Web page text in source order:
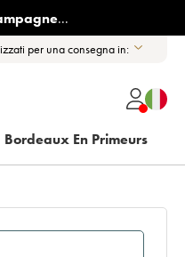
...
per una consegna in:
Bordeaux En Primeurs